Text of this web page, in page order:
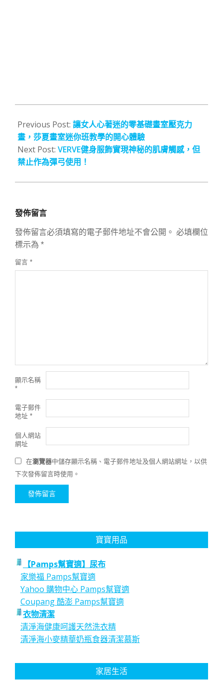
11-
14
Previous Post: 讓女人心著迷的零基礎畫室壓克力
畫，莎夏畫室迷你班教學的開心體驗
Next Post: VERVE健身服飾實現神秘的肌膚觸感，但
禁止作為彈弓使用！
發佈留言
發佈留言必須填寫的電子郵件地址不會公開。 必填欄位
標示為 *
留言 *
顯示名稱
*
電子郵件
地址 *
個人網站
網址
在瀏覽器中儲存顯示名稱、電子郵件地址及個人網站網址，以供
下次發佈留言時使用。
寶寶用品
【Pamps幫寶適】尿布
家樂福 Pamps幫寶適
Yahoo 購物中心 Pamps幫寶適
Coupang 酷澎 Pamps幫寶適
衣物清潔
清淨海健康呵護天然洗衣精
清淨海小麥精華奶瓶食器清潔慕斯
家居生活